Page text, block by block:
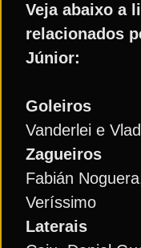
Veja abaixo a
relacionados
Júnior:
Goleiros
Vanderlei e
Zagueiros
Fabián
Veríssimo
Laterais